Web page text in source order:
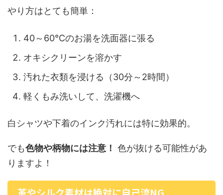
やり方はとても簡単：
40～60℃のお湯を洗面器に張る
オキシクリーンを溶かす
汚れた衣類を浸ける（30分～2時間）
軽くもみ洗いして、洗濯機へ
白シャツや下着のインク汚れには特に効果的。
でも色物や柄物には注意！ 色が抜ける可能性があ
りますよ！
革やシルク素材は絶対に自己流NG